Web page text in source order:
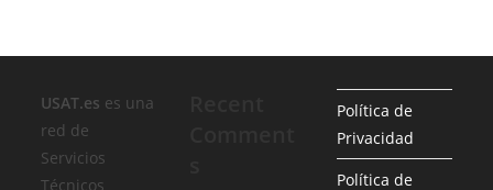
USAT.es es una
red de
Servicios
Técnicos
Política de
Privacidad
Política de